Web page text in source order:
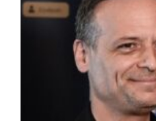
εγκαταστάσεις